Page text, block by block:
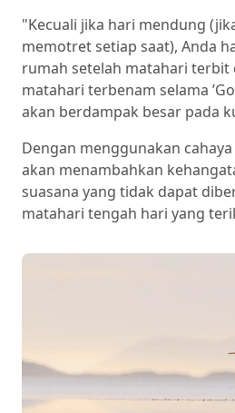
"Kecuali jika hari mendung
memotret setiap saat), Anda
rumah setelah matahari terbit
matahari terbenam selama
akan berdampak besar pada
Dengan menggunakan
akan menambahkan
suasana yang tidak dapat
matahari tengah hari yang